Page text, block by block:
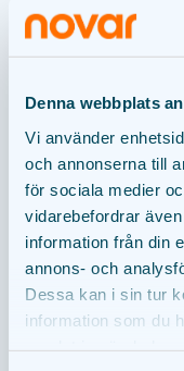
Denna webbplats
Vi använder
och annonserna till
för sociala medier
vidarebefordrar
information från din
annons- och
Dessa kan i sin tur
information som du
2
3
4